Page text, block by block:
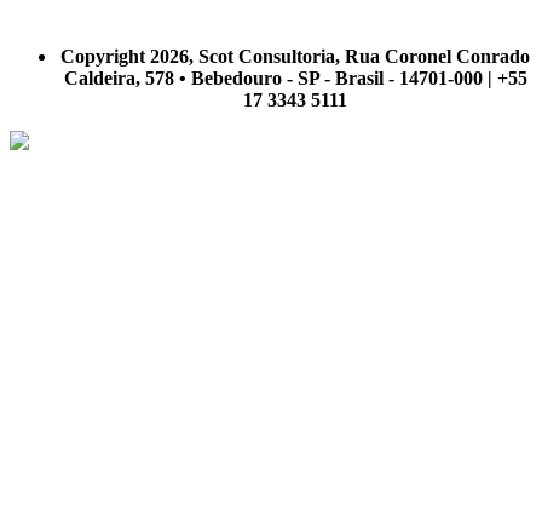
Copyright 2026, Scot Consultoria, Rua Coronel Conrado
Caldeira, 578 • Bebedouro - SP - Brasil - 14701-000 | +55
17 3343 5111